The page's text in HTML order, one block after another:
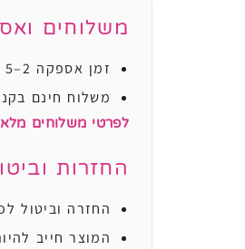
משלוחים
זמן אספקה 2–5 ימי עסקים
משלוח חינם בקנייה
לפרטי משלוחים
החזרות
החזרה וביטול
המוצר חייב